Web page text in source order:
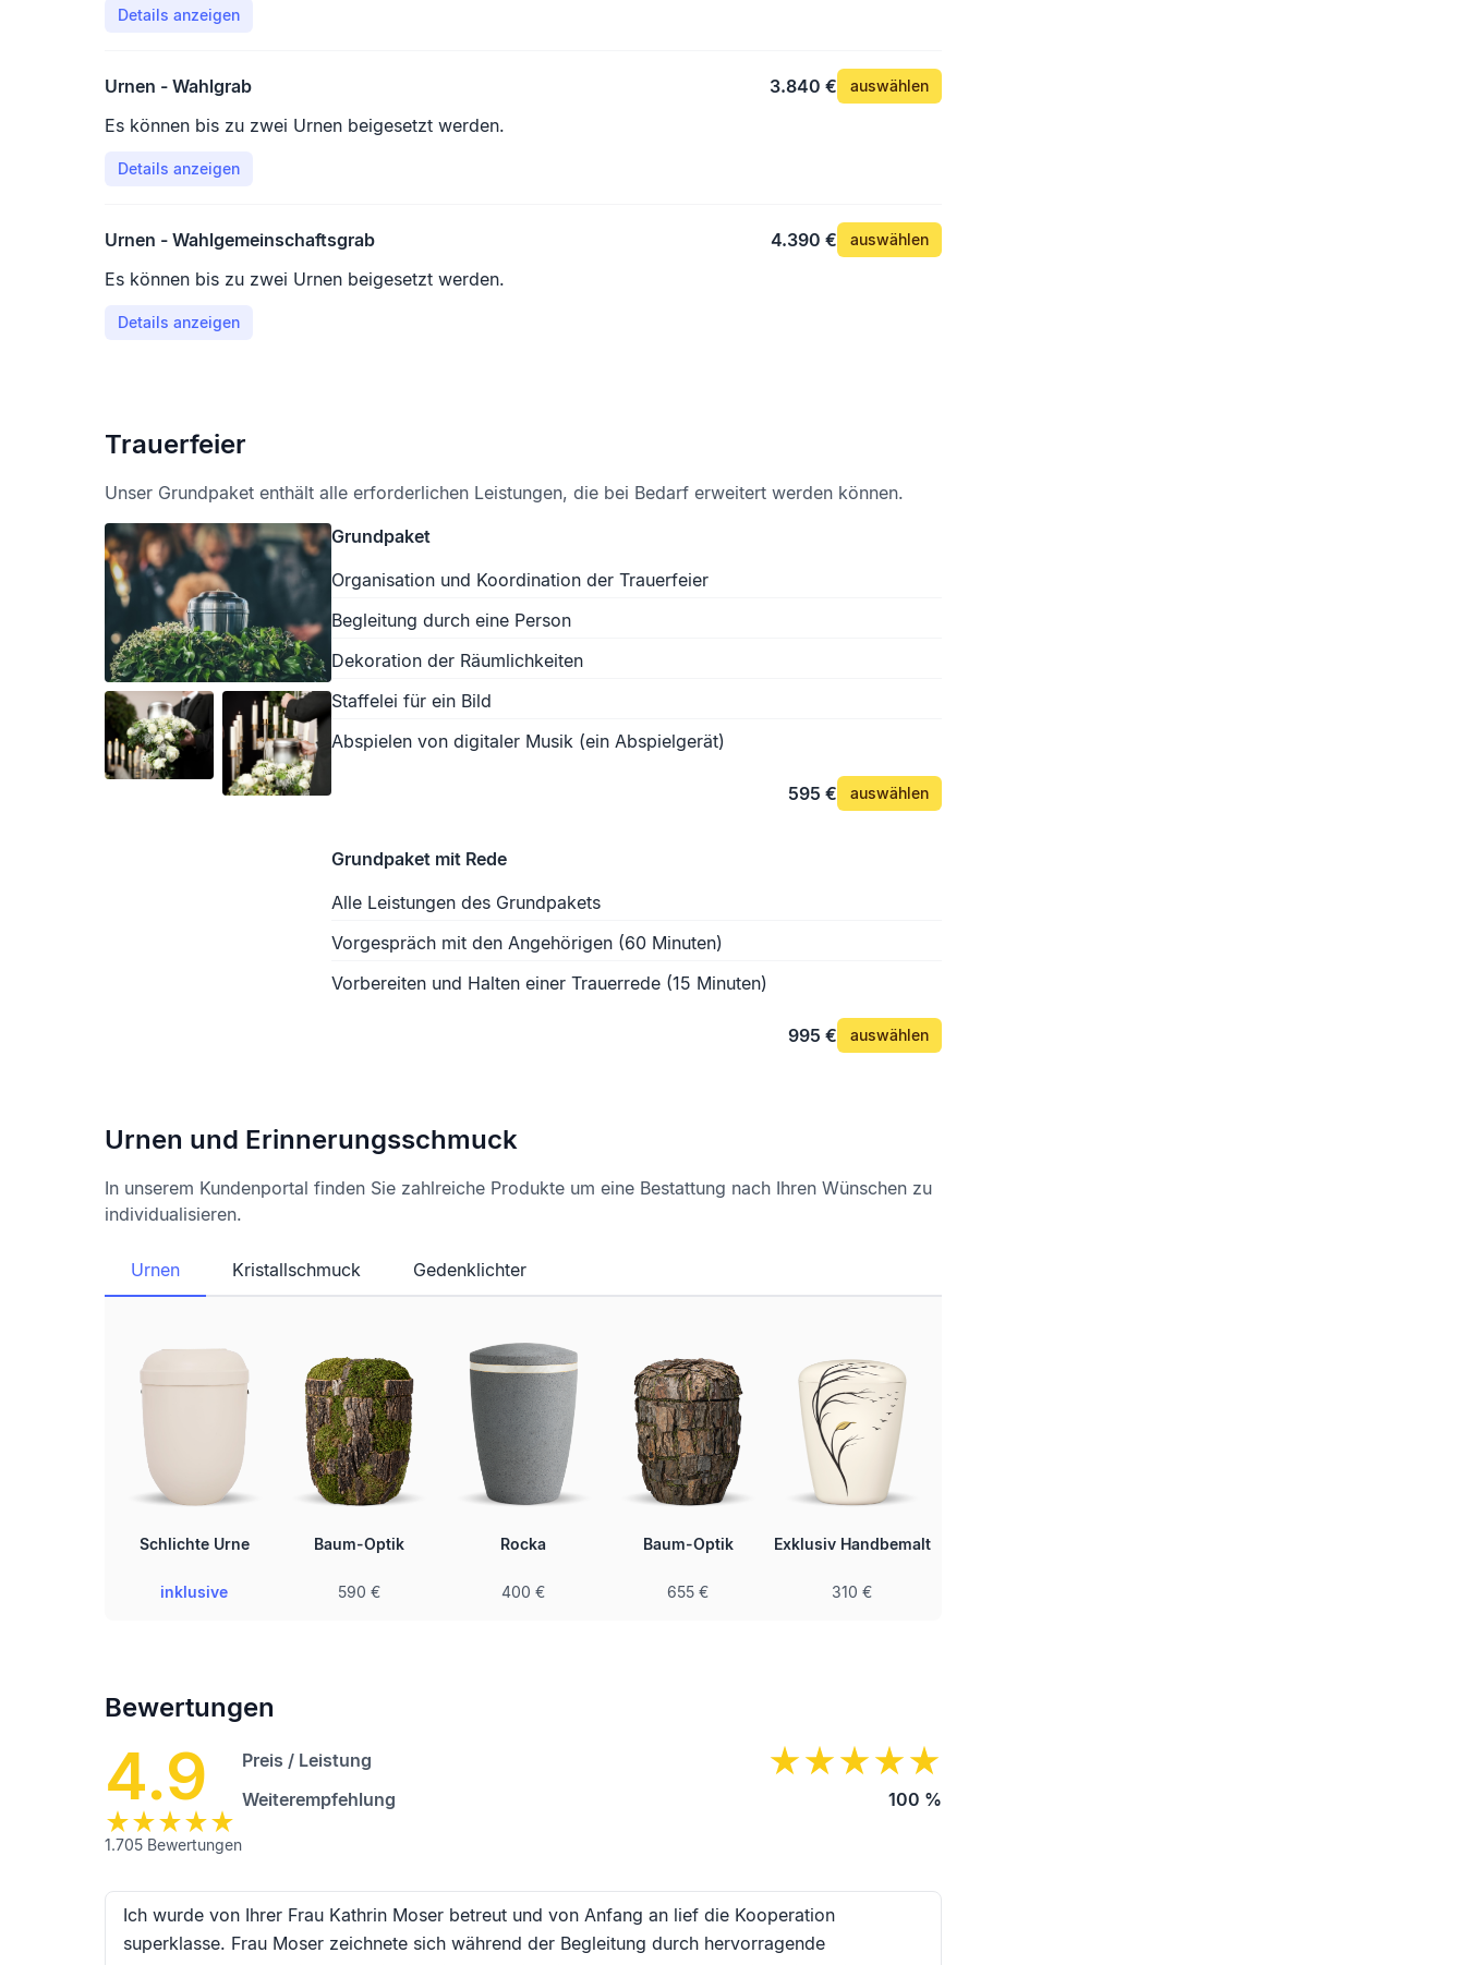
der Verstorbenen. Grabschmuck darf nur an dafür bestimmten
Details anzeigen
Urnen - Wahlgrab 3.840 € auswählen
Es können bis zu zwei Urnen beigesetzt werden.
Details anzeigen
Urnen - Wahlgemeinschaftsgrab 4.390 € auswählen
Es können bis zu zwei Urnen beigesetzt werden.
Details anzeigen
Trauerfeier
Unser Grundpaket enthält alle erforderlichen Leistungen, die bei Bedarf erweitert werden können.
Grundpaket
Organisation und Koordination der Trauerfeier
Begleitung durch eine Person
Dekoration der Räumlichkeiten
Staffelei für ein Bild
Abspielen von digitaler Musik (ein Abspielgerät)
595 € auswählen
Grundpaket mit Rede
Alle Leistungen des Grundpakets
Vorgespräch mit den Angehörigen (60 Minuten)
Vorbereiten und Halten einer Trauerrede (15 Minuten)
995 € auswählen
Urnen und Erinnerungsschmuck
In unserem Kundenportal finden Sie zahlreiche Produkte um eine Bestattung nach Ihren Wünschen zu
individualisieren.
Urnen Kristallschmuck Gedenklichter
Schlichte Urne
inklusive
Baum-Optik
590 €
Rocka
400 €
Baum-Optik
655 €
Exklusiv Handbemalt
310 €
Bewertungen
4.9
1.705 Bewertungen
Preis / Leistung
Weiterempfehlung
100 %
Ich wurde von Ihrer Frau Kathrin Moser betreut und von Anfang an lief die Kooperation
superklasse. Frau Moser zeichnete sich während der Begleitung durch hervorragende